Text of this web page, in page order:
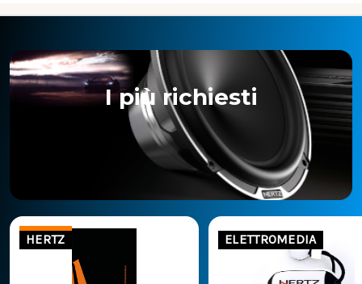
I più richiesti
HERTZ ELETTROMEDIA